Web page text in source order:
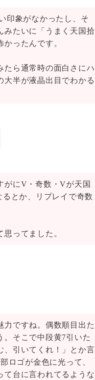
印象がなかったし、そ
みたいに「うまく天国拾
ったんです。
たら通常時の面白さにハ
大半が液晶出目でわかる
がにV・奇数・Vが天国
とか、リプレイで奇数
ってました。
力ですね。偶数順目出た
。そこで中段黄7引いた
、引いてくれ！」とか言
ロゴが金色に光って、
て台に言われてるような